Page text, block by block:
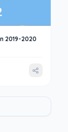
2019-2020